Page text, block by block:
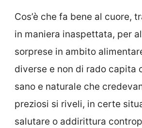
Cos’è che fa bene al cuore,
in maniera inaspettata, per
sorprese in ambito
diverse e non di rado capita
sano e naturale che
preziosi si riveli, in certe
salutare o addirittura